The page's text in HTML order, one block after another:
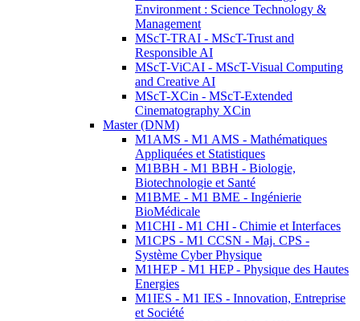
Environment : Science Technology &
Management
MScT-TRAI - MScT-Trust and
Responsible AI
MScT-ViCAI - MScT-Visual Computing
and Creative AI
MScT-XCin - MScT-Extended
Cinematography XCin
Master (DNM)
M1AMS - M1 AMS - Mathématiques
Appliquées et Statistiques
M1BBH - M1 BBH - Biologie,
Biotechnologie et Santé
M1BME - M1 BME - Ingénierie
BioMédicale
M1CHI - M1 CHI - Chimie et Interfaces
M1CPS - M1 CCSN - Maj. CPS -
Système Cyber Physique
M1HEP - M1 HEP - Physique des Hautes
Energies
M1IES - M1 IES - Innovation, Entreprise
et Société